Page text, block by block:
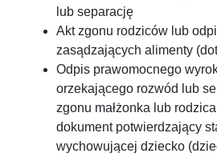
lub separację
Akt zgonu rodziców lub
zasądzających alimenty
Odpis prawomocnego
orzekającego rozwód lub
zgonu małżonka lub
dokument potwierdzający
wychowującej dziecko